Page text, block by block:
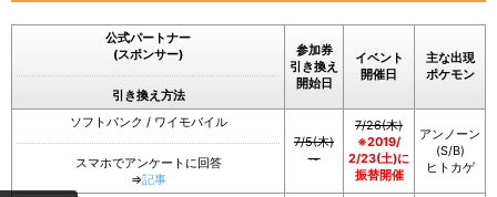
公式パートナー
(スポンサー)
引き換え方法
参加券
引き換え
開始日
イベント
開催日
主な出現
ポケモン
ソフトバンク / ワイモバイル
スマホでアンケートに回答
⇒記事
7/5(木)
～
7/26(木)
※2019/
2/23(土)に
振替開催
アンノーン
(S/B)
ヒトカゲ